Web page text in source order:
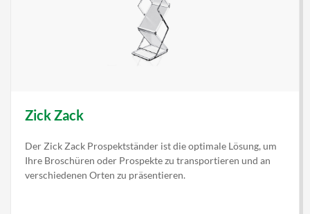
Zick Zack
Der Zick Zack Prospektständer ist die optimale Lösung, um
Ihre Broschüren oder Prospekte zu transportieren und an
verschiedenen Orten zu präsentieren.